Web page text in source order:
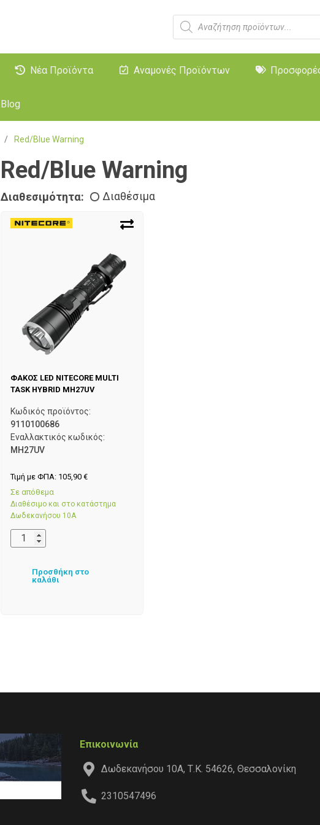
Νέα Προϊόντα Αναμονές Προϊόντων
Blog
/ Red/Blue Warning
Red/Blue Warning
Διαθεσιμότητα: Διαθέσιμα
ΦΑΚΟΣ LED NITECORE MULTI
TASK HYBRID MH27UV
Κωδικός προϊόντος:
9110100686
Εναλλακτικός κωδικός:
MH27UV
Τιμή με ΦΠΑ: 105,90 €
Σε απόθεμα
Διαθέσιμο και στο κατάστημα
Δωδεκανήσου 10Α
Προσθήκη στο
καλάθι
Επικοινωνία
Δωδεκανήσου 10Α, Τ.Κ. 54626, Θεσσαλονίκη
2310547496